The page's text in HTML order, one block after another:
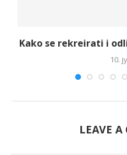
Kako se rekreirati i
10.
LEAVE